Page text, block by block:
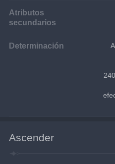
Atributos
secundarios
Determinación
Ascender